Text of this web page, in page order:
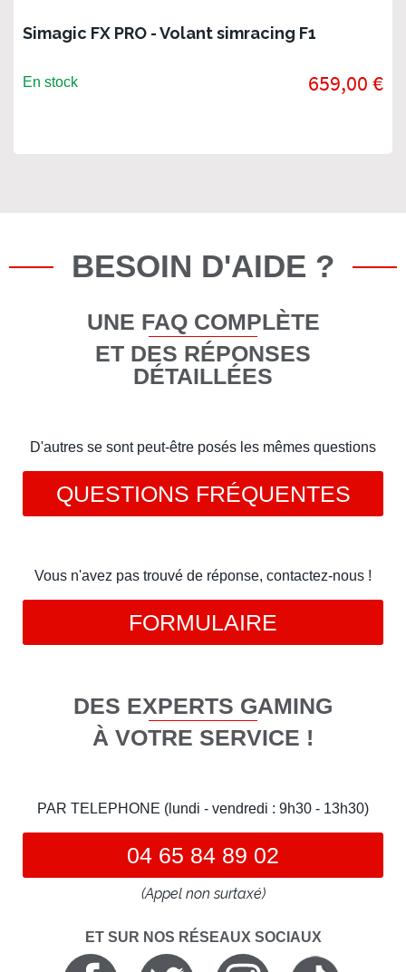
Simagic FX PRO - Volant simracing F1
En stock 659,00 €
BESOIN D'AIDE ?
UNE FAQ COMPLÈTE
ET DES RÉPONSES
DÉTAILLÉES
D'autres se sont peut-être posés les mêmes questions
QUESTIONS FRÉQUENTES
Vous n'avez pas trouvé de réponse, contactez-nous !
FORMULAIRE
DES EXPERTS GAMING
À VOTRE SERVICE !
PAR TELEPHONE (lundi - vendredi : 9h30 - 13h30)
04 65 84 89 02
(Appel non surtaxé)
ET SUR NOS RÉSEAUX SOCIAUX